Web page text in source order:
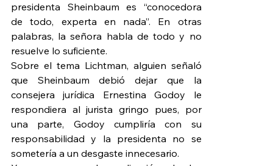
presidenta Sheinbaum es “conocedora
de todo, experta en nada”. En otras
palabras, la señora habla de todo y no
resuelve lo suficiente.
Sobre el tema Lichtman, alguien señaló
que Sheinbaum debió dejar que la
consejera jurídica Ernestina Godoy le
respondiera al jurista gringo pues, por
una parte, Godoy cumpliría con su
responsabilidad y la presidenta no se
sometería a un desgaste innecesario.